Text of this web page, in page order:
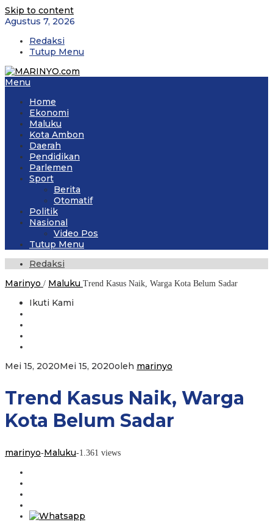
Skip to content
Agustus 7, 2026
Redaksi
Tutup Menu
Menu
Home
Ekonomi
Maluku
Kota Ambon
Daerah
Pendidikan
Parlemen
Sport
Berita
Otomatif
Politik
Nasional
Video Pos
Tutup Menu
Redaksi
Marinyo / Maluku Trend Kasus Naik, Warga Kota Belum Sadar
Ikuti Kami
Mei 15, 2020Mei 15, 2020oleh marinyo
Trend Kasus Naik, Warga
Kota Belum Sadar
marinyo-Maluku-1.361 views